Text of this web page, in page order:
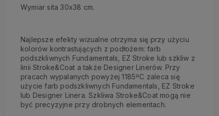
Wymiar sita 30x38 cm.
Najlepsze efekty wizualne otrzyma się przy użyciu
kolorów kontrastujących z podłożem: farb
podszkliwnych Fundamentals, EZ Stroke lub szkliw z
linii Stroke&Coat a także Designer Linerów. Przy
pracach wypalanych powyżej 1185ºC zaleca się
użycie farb podszkliwnych Fundamentals, EZ Stroke
lub Designer Linera. Szkliwa Stroke&Coat mogą nie
być precyzyjne przy drobnych elementach.